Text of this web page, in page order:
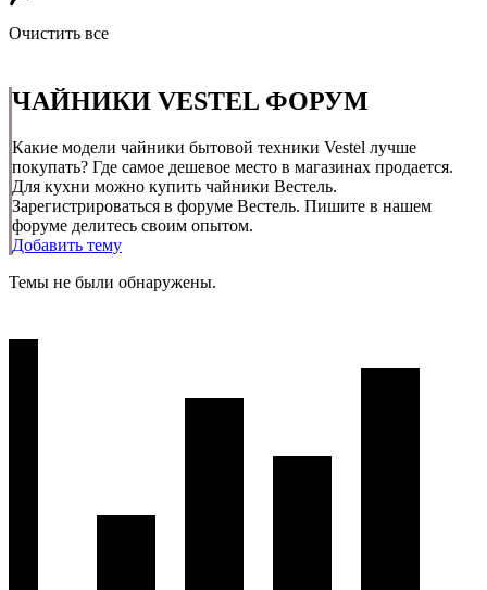
Очистить все
ЧАЙНИКИ VESTEL ФОРУМ
Какие модели чайники бытовой техники Vestel лучше
покупать? Где самое дешевое место в магазинах продается.
Для кухни можно купить чайники Вестель.
Зарегистрироваться в форуме Вестель. Пишите в нашем
форуме делитесь своим опытом.
Добавить тему
Темы не были обнаружены.